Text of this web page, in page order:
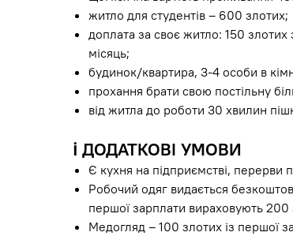
житло для студентів – 600 злотих;
доплата за своє житло: 150
місяць;
будинок/квартира, 3-4 особи в
прохання брати свою постільну
від житла до роботи 30 хвилин
ℹ️ ДОДАТКОВІ УМОВИ
Є кухня на підприємстві, перерви
Робочий одяг видається
першої зарплати вираховують 200
Медогляд – 100 злотих із першої